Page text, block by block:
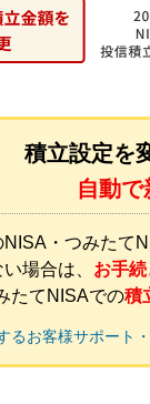
積立設定を
自動
・つみたて
場合は、 お手
たてNISAでの積
るお客様サポート